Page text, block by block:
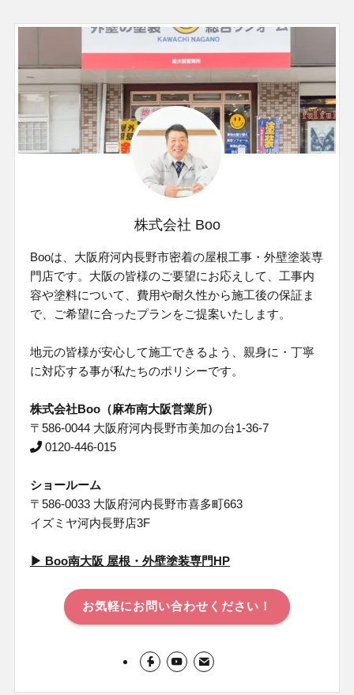
株式会社 Boo
Booは、大阪府河内⻑野市密着の屋根工事・外壁塗装専
門店です。⼤阪の皆様のご要望にお応えして、⼯事内
容や塗料について、費⽤や耐久性から施⼯後の保証ま
で、ご希望に合ったプランをご提案いたします。
地元の皆様が安⼼して施⼯できるよう、親⾝に・丁寧
に対応する事が私たちのポリシーです。
株式会社Boo（麻布南大阪営業所）
〒586-0044 大阪府河内長野市美加の台1-36-7
0120-446-015
ショールーム
〒586-0033 大阪府河内長野市喜多町663
イズミヤ河内長野店3F
▶︎ Boo南⼤阪 屋根・外壁塗装専⾨HP
お気軽にお問い合わせください！